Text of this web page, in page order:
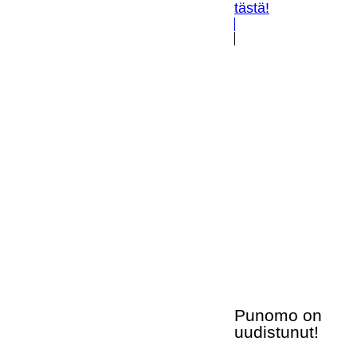
tästä!
Punomo on
uudistunut!